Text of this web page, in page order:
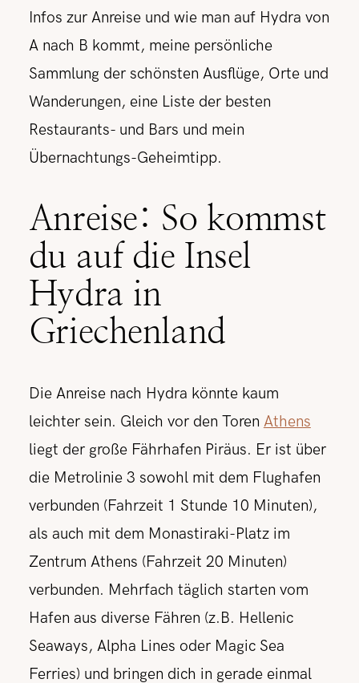
Infos zur Anreise und wie man auf Hydra von
A nach B kommt, meine persönliche
Sammlung der schönsten Ausflüge, Orte und
Wanderungen, eine Liste der besten
Restaurants- und Bars und mein
Übernachtungs-Geheimtipp.
Anreise: So kommst
du auf die Insel
Hydra in
Griechenland
Die Anreise nach Hydra könnte kaum
leichter sein. Gleich vor den Toren Athens
liegt der große Fährhafen Piräus. Er ist über
die Metrolinie 3 sowohl mit dem Flughafen
verbunden (Fahrzeit 1 Stunde 10 Minuten),
als auch mit dem Monastiraki-Platz im
Zentrum Athens (Fahrzeit 20 Minuten)
verbunden. Mehrfach täglich starten vom
Hafen aus diverse Fähren (z.B. Hellenic
Seaways, Alpha Lines oder Magic Sea
Ferries) und bringen dich in gerade einmal